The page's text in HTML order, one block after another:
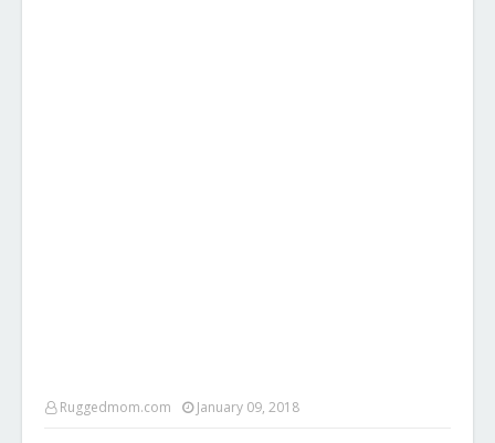
Ruggedmom.com January 09, 2018